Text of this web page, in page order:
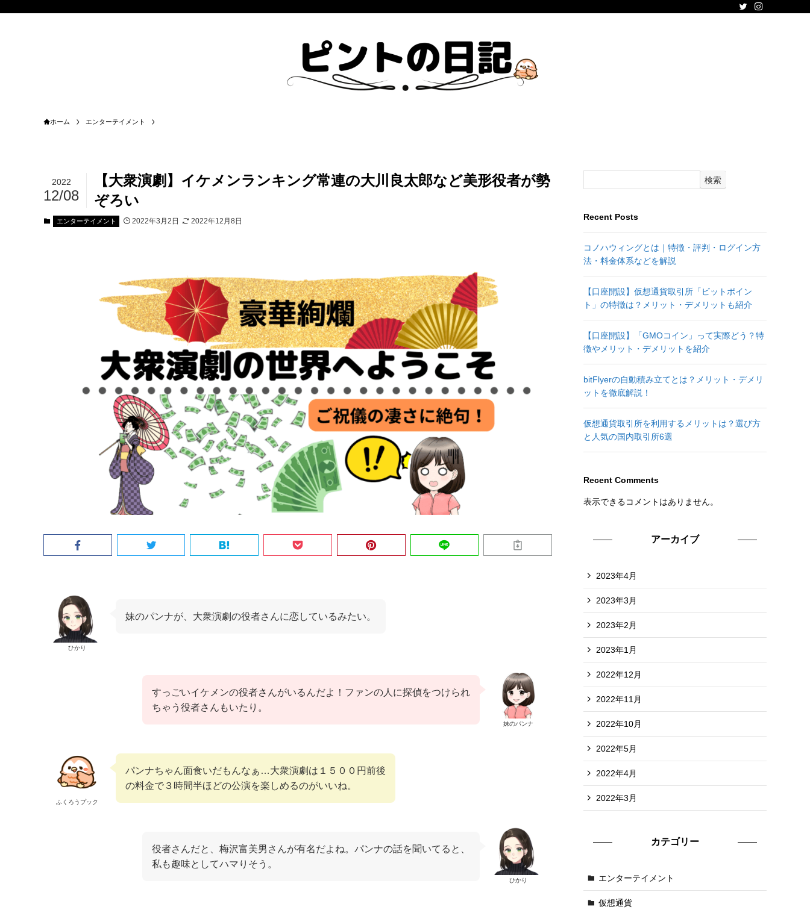
ホーム エンターテイメント
【大衆演劇】イケメンランキング常連の大川良太郎など美形役者が勢
ぞろい
2022
12/08
エンターテイメント 2022年3月2日 2022年12月8日
ひかり
妹のパンナが、大衆演劇の役者さんに恋しているみたい。
妹のパンナ
すっごいイケメンの役者さんがいるんだよ！ファンの人に探偵をつけられ
ちゃう役者さんもいたり。
ふくろうプック
パンナちゃん面食いだもんなぁ…大衆演劇は１５００円前後
の料金で３時間半ほどの公演を楽しめるのがいいね。
ひかり
役者さんだと、梅沢富美男さんが有名だよね。パンナの話を聞いてると、
私も趣味としてハマりそう。
検索
Recent Posts
コノハウィングとは｜特徴・評判・ログイン方
法・料金体系などを解説
【口座開設】仮想通貨取引所「ビットポイン
ト」の特徴は？メリット・デメリットも紹介
【口座開設】「GMOコイン」って実際どう？特
徴やメリット・デメリットを紹介
bitFlyerの自動積み立てとは？メリット・デメリ
ットを徹底解説！
仮想通貨取引所を利用するメリットは？選び方
と人気の国内取引所6選
Recent Comments
表示できるコメントはありません。
アーカイブ
2023年4月
2023年3月
2023年2月
2023年1月
2022年12月
2022年11月
2022年10月
2022年5月
2022年4月
2022年3月
カテゴリー
エンターテイメント
仮想通貨